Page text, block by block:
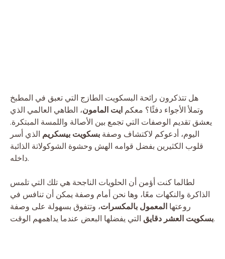
هل تتذكرون رائحة البسكويت الطازج التي تعبق في المطبخ
وتملأ الأجواء دفئًا؟ معكم ايت المامون، الطاهي العالمي الذي
يعشق تقديم الوصفات التي تجمع بين الأصالة واللمسة المبتكرة.
اليوم، أدعوكم لاكتشاف وصفة بسكويت بيسكريم الذي أسر
قلوب الكثيرين بفضل قوامه الهش وحشوة الشوكولاتة الذائبة
داخله.
لطالما كنت أؤمن أن الحلويات الناجحة هي تلك التي تلمس
الذاكرة والنكهات معًا، وها نحن أمام وصفة يمكن أن تنافس في
روعتها المعمول بالمكسرات، وتتفوق بسهولة على وصفة
بسكويت العشر دقايقالتي يفضلها البعض عندما يداهمهم الوقت.